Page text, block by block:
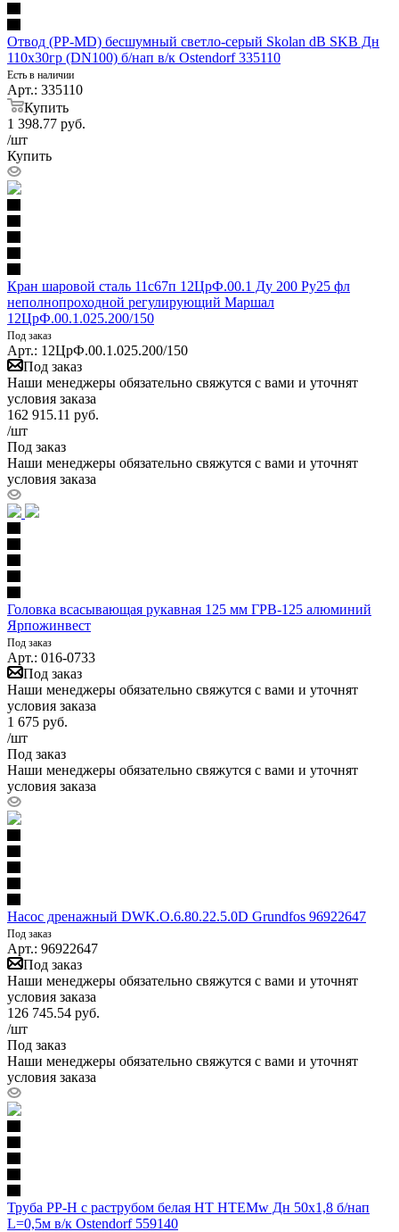
Отвод (PP-MD) бесшумный светло-серый Skolan dB SKB Дн
110х30гр (DN100) б/нап в/к Ostendorf 335110
Есть в наличии
Арт.: 335110
Купить
1 398.77 руб.
/шт
Купить
Кран шаровой сталь 11с67п 12ЦрФ.00.1 Ду 200 Ру25 фл
неполнопроходной регулирующий Маршал
12ЦрФ.00.1.025.200/150
Под заказ
Арт.: 12ЦрФ.00.1.025.200/150
Под заказ
Наши менеджеры обязательно свяжутся с вами и уточнят
условия заказа
162 915.11 руб.
/шт
Под заказ
Наши менеджеры обязательно свяжутся с вами и уточнят
условия заказа
Головка всасывающая рукавная 125 мм ГРВ-125 алюминий
Ярпожинвест
Под заказ
Арт.: 016-0733
Под заказ
Наши менеджеры обязательно свяжутся с вами и уточнят
условия заказа
1 675 руб.
/шт
Под заказ
Наши менеджеры обязательно свяжутся с вами и уточнят
условия заказа
Насос дренажный DWK.O.6.80.22.5.0D Grundfos 96922647
Под заказ
Арт.: 96922647
Под заказ
Наши менеджеры обязательно свяжутся с вами и уточнят
условия заказа
126 745.54 руб.
/шт
Под заказ
Наши менеджеры обязательно свяжутся с вами и уточнят
условия заказа
Труба PP-H с раструбом белая HT HTEMw Дн 50х1,8 б/нап
L=0,5м в/к Ostendorf 559140